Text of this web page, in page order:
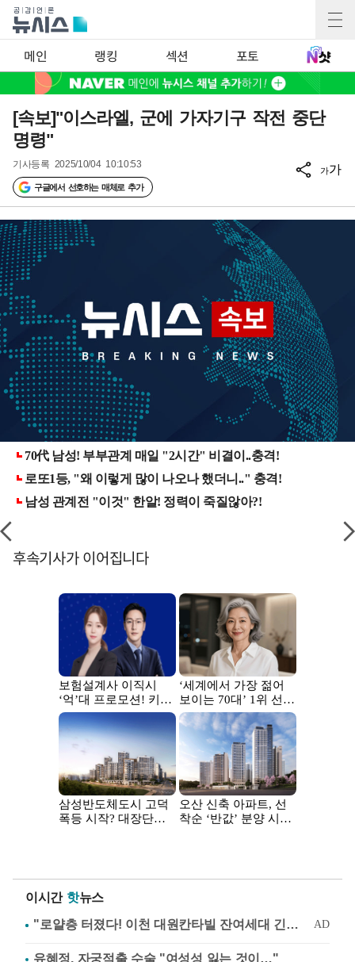
메인 랭킹 섹션 포토
[속보]"이스라엘, 군에 가자기구 작전 중단
명령"
기사등록 2025/10/04 10:10:53
구글에서 선호하는 매체로 추가
가가
후속기사가 이어집니다
이시간 핫뉴스
유혜정, 자궁적출 수술 "여성성 잃는 것이…"